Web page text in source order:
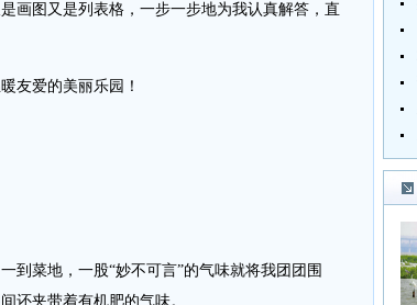
画图又是列表格，一步一步地为我认真解答，直
爱的美丽乐园！
菜地，一股“妙不可言”的气味就将我团团围
还夹带着有机肥的气味。